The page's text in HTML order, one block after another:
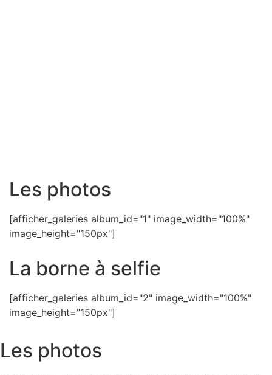
Les photos
[afficher_galeries album_id="1" image_width="100%"
image_height="150px"]
La borne à selfie
[afficher_galeries album_id="2" image_width="100%"
image_height="150px"]
Les photos